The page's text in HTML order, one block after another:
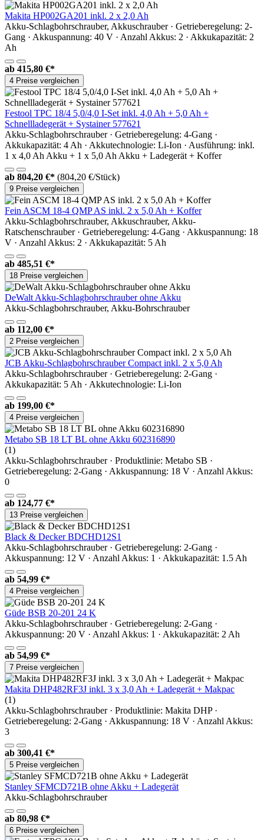
Makita HP002GA201 inkl. 2 x 2,0 Ah
Akku-Schlagbohrschrauber, Akkuschrauber · Getrieberegelung: 2-
Gang · Akkuspannung: 40 V · Anzahl Akkus: 2 · Akkukapazität: 2
Ah
ab 415,80 €*
4 Preise vergleichen
Festool TPC 18/4 5,0/4,0 I-Set inkl. 4,0 Ah + 5,0 Ah +
Schnellladegerät + Systainer 577621
Akku-Schlagbohrschrauber · Getrieberegelung: 4-Gang ·
Akkukapazität: 4 Ah · Akkutechnologie: Li-Ion · Ausführung: inkl.
1 x 4,0 Ah Akku + 1 x 5,0 Ah Akku + Ladegerät + Koffer
ab 804,20 €* (804,20 €/Stück)
9 Preise vergleichen
Fein ASCM 18-4 QMP AS inkl. 2 x 5,0 Ah + Koffer
Akku-Schlagbohrschrauber, Akkuschrauber, Akku-
Ratschenschrauber · Getrieberegelung: 4-Gang · Akkuspannung: 18
V · Anzahl Akkus: 2 · Akkukapazität: 5 Ah
ab 485,51 €*
18 Preise vergleichen
DeWalt Akku-Schlagbohrschrauber ohne Akku
Akku-Schlagbohrschrauber, Akku-Bohrschrauber
ab 112,00 €*
2 Preise vergleichen
JCB Akku-Schlagbohrschrauber Compact inkl. 2 x 5,0 Ah
Akku-Schlagbohrschrauber · Getrieberegelung: 2-Gang ·
Akkukapazität: 5 Ah · Akkutechnologie: Li-Ion
ab 199,00 €*
4 Preise vergleichen
Metabo SB 18 LT BL ohne Akku 602316890
(1)
Akku-Schlagbohrschrauber · Produktlinie: Metabo SB ·
Getrieberegelung: 2-Gang · Akkuspannung: 18 V · Anzahl Akkus:
0
ab 124,77 €*
13 Preise vergleichen
Black & Decker BDCHD12S1
Akku-Schlagbohrschrauber · Getrieberegelung: 2-Gang ·
Akkuspannung: 12 V · Anzahl Akkus: 1 · Akkukapazität: 1.5 Ah
ab 54,99 €*
4 Preise vergleichen
Güde BSB 20-201 24 K
Akku-Schlagbohrschrauber · Getrieberegelung: 2-Gang ·
Akkuspannung: 20 V · Anzahl Akkus: 1 · Akkukapazität: 2 Ah
ab 54,99 €*
7 Preise vergleichen
Makita DHP482RF3J inkl. 3 x 3,0 Ah + Ladegerät + Makpac
(1)
Akku-Schlagbohrschrauber · Produktlinie: Makita DHP ·
Getrieberegelung: 2-Gang · Akkuspannung: 18 V · Anzahl Akkus:
3
ab 300,41 €*
5 Preise vergleichen
Stanley SFMCD721B ohne Akku + Ladegerät
Akku-Schlagbohrschrauber
ab 80,98 €*
6 Preise vergleichen